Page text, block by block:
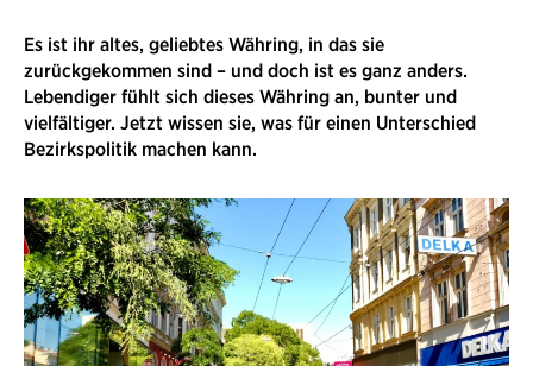
Es ist ihr altes, geliebtes Währing, in das sie
zurückgekommen sind – und doch ist es ganz anders.
Lebendiger fühlt sich dieses Währing an, bunter und
vielfältiger. Jetzt wissen sie, was für einen Unterschied
Bezirkspolitik machen kann.